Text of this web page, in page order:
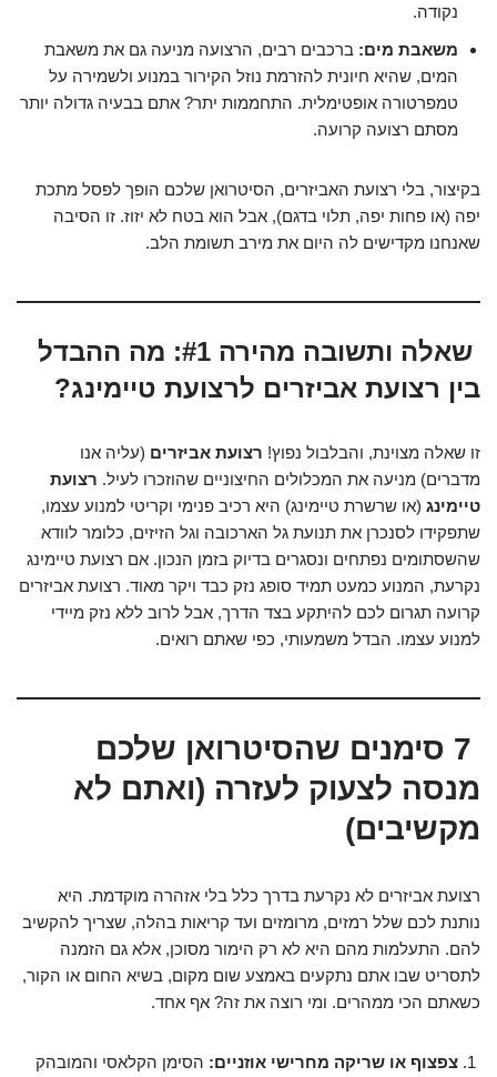
נקודה.
משאבת מים: ברכבים רבים, הרצועה מניעה גם את משאבת
המים, שהיא חיונית להזרמת נוזל הקירור במנוע ולשמירה על
טמפרטורה אופטימלית. התחממות יתר? אתם בבעיה גדולה יותר
מסתם רצועה קרועה.
בקיצור, בלי רצועת האביזרים, הסיטרואן שלכם הופך לפסל מתכת
יפה (או פחות יפה, תלוי בדגם), אבל הוא בטח לא יזוז. זו הסיבה
שאנחנו מקדישים לה היום את מירב תשומת הלב.
שאלה ותשובה מהירה #1: מה ההבדל
בין רצועת אביזרים לרצועת טיימינג?
זו שאלה מצוינת, והבלבול נפוץ! רצועת אביזרים (עליה אנו
מדברים) מניעה את המכלולים החיצוניים שהוזכרו לעיל. רצועת
טיימינג (או שרשרת טיימינג) היא רכיב פנימי וקריטי למנוע עצמו,
שתפקידו לסנכרן את תנועת גל הארכובה וגל הזיזים, כלומר לוודא
שהשסתומים נפתחים ונסגרים בדיוק בזמן הנכון. אם רצועת טיימינג
נקרעת, המנוע כמעט תמיד סופג נזק כבד ויקר מאוד. רצועת אביזרים
קרועה תגרום לכם להיתקע בצד הדרך, אבל לרוב ללא נזק מיידי
למנוע עצמו. הבדל משמעותי, כפי שאתם רואים.
7 סימנים שהסיטרואן שלכם
מנסה לצעוק לעזרה (ואתם לא
מקשיבים)
רצועת אביזרים לא נקרעת בדרך כלל בלי אזהרה מוקדמת. היא
נותנת לכם שלל רמזים, מרומזים ועד קריאות בהלה, שצריך להקשיב
להם. התעלמות מהם היא לא רק הימור מסוכן, אלא גם הזמנה
לתסריט שבו אתם נתקעים באמצע שום מקום, בשיא החום או הקור,
כשאתם הכי ממהרים. ומי רוצה את זה? אף אחד.
צפצוף או שריקה מחרישי אוזניים: הסימן הקלאסי והמובהק